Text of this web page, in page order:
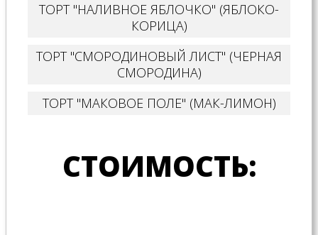
ТОРТ "НАЛИВНОЕ ЯБЛОЧКО" (ЯБЛОКО-
КОРИЦА)
ТОРТ "СМОРОДИНОВЫЙ ЛИСТ" (ЧЕРНАЯ
СМОРОДИНА)
ТОРТ "МАКОВОЕ ПОЛЕ" (МАК-ЛИМОН)
СТОИМОСТЬ: